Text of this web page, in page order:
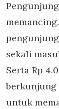
sekali
Serta Rp
berkunjung
untuk